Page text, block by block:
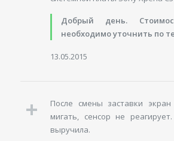
Добрый день.
необходимо уточнить по
13.05.2015
После смены заставки
мигать, сенсор не
выручила.